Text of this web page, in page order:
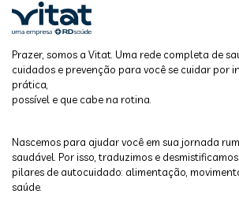
Prazer, somos a Vitat. Uma rede completa de
cuidados e prevenção para você se cuidar por
prática,
possível e que cabe na rotina.
Nascemos para ajudar você em sua jornada
saudável. Por isso, traduzimos e
pilares de autocuidado: alimentação,
saúde.